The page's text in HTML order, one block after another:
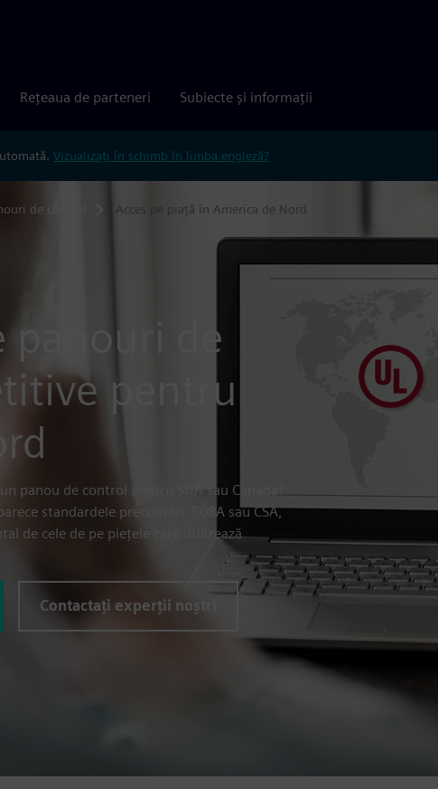
Rețeaua de parteneri Subiecte și informații
Vizualizați în schimb în limba engleză?
de control Acces pe piață în America de Nord
panouri de
pentru
panou de control pentru SUA sau Canada?
standardele precum UL 508A sau CSA,
de cele de pe piețele care utilizează
Contactați experții noștri